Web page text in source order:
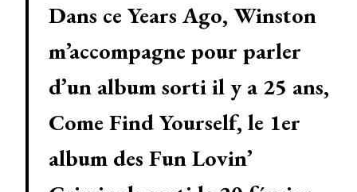
Dans ce Years Ago, Winston
m’accompagne pour parler
d’un album sorti il y a 25 ans,
Come Find Yourself, le 1er
album des Fun Lovin’